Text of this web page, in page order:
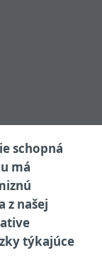
schopná
má
z našej
týkajúce